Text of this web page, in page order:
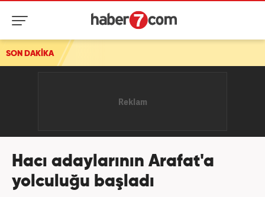
SON DAKİKA
Hacı adaylarının Arafat'a
yolculuğu başladı